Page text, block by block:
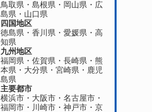
鳥取県 ・ 島根県 ・ 岡山県 ・ 広
島県 ・ 山口県
四国地区
徳島県 ・香川県・ 愛媛県 ・ 高
知県
九州地区
福岡県 ・ 佐賀県 ・長崎県・ 熊
本県 ・ 大分県 ・ 宮崎県 ・ 鹿児
島県
主要都市
横浜市・大阪市・名古屋市・
福岡市・川崎市・神戸市・京